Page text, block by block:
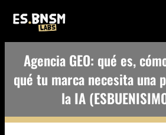
Agencia GEO: qué es,
qué tu marca necesita una
la IA